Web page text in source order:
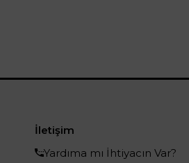
İletişim
Yardıma mı İhtiyacın Var?